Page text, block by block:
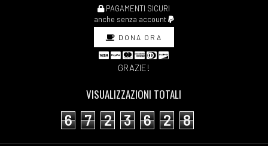
PAGAMENTI SICURI
anche senza account
DONA ORA
GRAZIE!
VISUALIZZAZIONI TOTALI
6 7 2 3 6 2 8